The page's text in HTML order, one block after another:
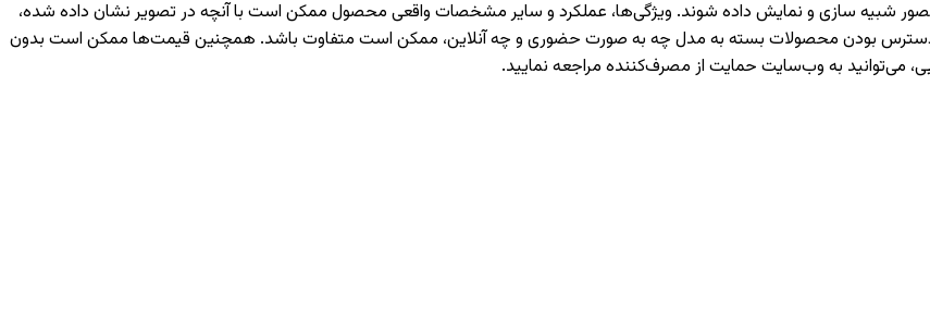
شبیه سازی و نمایش داده شوند. ویژگی‌ها، عملکرد و سایر مشخصات واقعی محصول ممکن است با آنچه در تصویر نشان داده شده،
در دسترس بودن محصولات بسته به مدل چه به صورت حضوری و چه آنلاین، ممکن است متفاوت باشد. همچنین قیمت‌ها ممکن است بدون
می‌توانید به وب‌سایت حمایت از مصرف‌کننده مراجعه نمایید.